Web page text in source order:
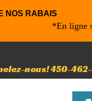
NOS RABAIS
*En ligne
nous! 450-